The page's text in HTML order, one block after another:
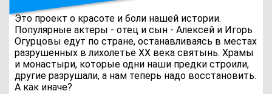
Это проект о красоте и боли нашей истории.
Популярные актеры - отец и сын - Алексей и Игорь
Огурцовы едут по стране, останавливаясь в местах
разрушенных в лихолетье ХХ века святынь. Храмы
и монастыри, которые одни наши предки строили,
другие разрушали, а нам теперь надо восстановить.
А как иначе?